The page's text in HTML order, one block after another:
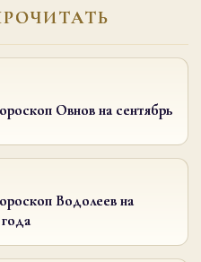
Овнов на сентябрь
Водолеев на